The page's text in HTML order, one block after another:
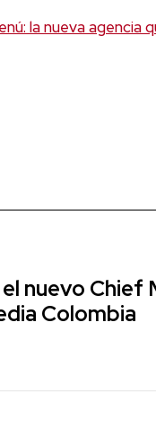
la nueva agencia
nuevo Chief
Colombia